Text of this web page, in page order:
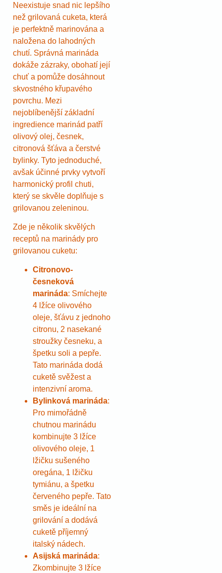
Neexistuje snad nic lepšího
než grilovaná cuketa, která
je perfektně marinována a
naložena do lahodných
chutí. Správná marináda
dokáže zázraky, obohatí její
chuť a pomůže dosáhnout
skvostného křupavého
povrchu. Mezi
nejoblíbenější základní
ingredience marinád patří
olivový olej, česnek,
citronová šťáva a čerstvé
bylinky. Tyto jednoduché,
avšak účinné prvky vytvoří
harmonický profil chuti,
který se skvěle doplňuje s
grilovanou zeleninou.
Zde je několik skvělých
receptů na marinády pro
grilovanou cuketu:
Citronovo-
česneková
marináda: Smíchejte
4 lžíce olivového
oleje, šťávu z jednoho
citronu, 2 nasekané
stroužky česneku, a
špetku soli a pepře.
Tato marináda dodá
cuketě svěžest a
intenzivní aroma.
Bylinková marináda:
Pro mimořádně
chutnou marinádu
kombinujte 3 lžíce
olivového oleje, 1
lžičku sušeného
oregána, 1 lžičku
tymiánu, a špetku
červeného pepře. Tato
směs je ideální na
grilování a dodává
cuketě příjemný
italský nádech.
Asijská marináda:
Zkombinujte 3 lžíce